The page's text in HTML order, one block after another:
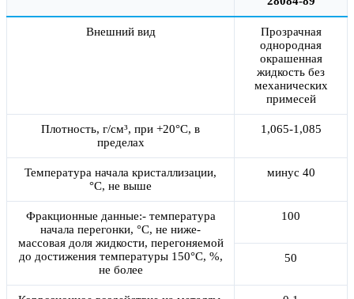
Внешний вид
Прозрачная
однородная
окрашенная
жидкость без
механических
примесей
Плотность, г/см³, при +20°С, в
пределах
1,065-1,085
Температура начала кристаллизации,
°С, не выше
минус 40
Фракционные данные:- температура
начала перегонки, °С, не ниже-
массовая доля жидкости, перегоняемой
до достижения температуры 150°С, %,
не более
100
50